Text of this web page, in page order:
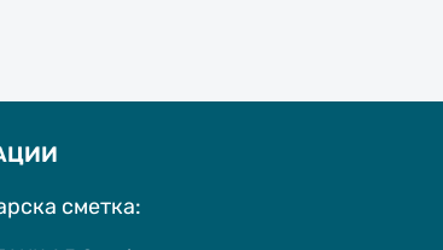
сметка: